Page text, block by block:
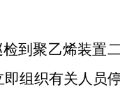
到聚乙烯装置
组织有关人员